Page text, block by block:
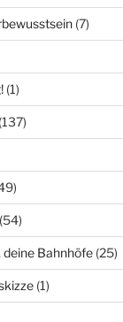
(7)
(1)
(54)
deine Bahnhöfe(25)
(1)